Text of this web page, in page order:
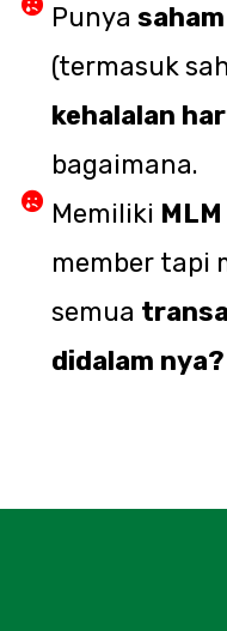
Punya
(termasuk
kehalalan
bagaimana.
Memiliki
member tapi
semua
didalam nya?